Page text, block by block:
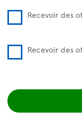
Recevoir des
Recevoir des